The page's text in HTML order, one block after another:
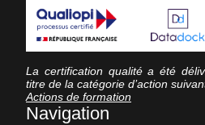
La certification qualité a été
titre de la catégorie d’action
Actions de formation
Navigation